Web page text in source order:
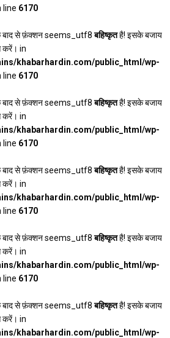
line 6170
बाद से फ़ंक्शन seems_utf8बहिष्कृतहै! इसके बजाय
करें। in
khabarhardin.com/public_html/wp-
line 6170
बाद से फ़ंक्शन seems_utf8बहिष्कृतहै! इसके बजाय
करें। in
khabarhardin.com/public_html/wp-
line 6170
बाद से फ़ंक्शन seems_utf8बहिष्कृतहै! इसके बजाय
करें। in
khabarhardin.com/public_html/wp-
line 6170
बाद से फ़ंक्शन seems_utf8बहिष्कृतहै! इसके बजाय
करें। in
khabarhardin.com/public_html/wp-
line 6170
बाद से फ़ंक्शन seems_utf8बहिष्कृतहै! इसके बजाय
करें। in
khabarhardin.com/public_html/wp-